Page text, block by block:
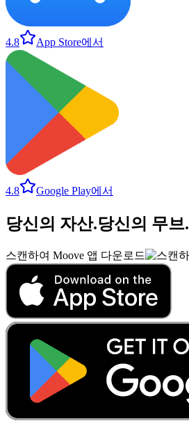
4.8 App Store에서
4.8 Google Play에서
당신의 자산.당신의 무브.
스캔하여 Moove 앱 다운로드